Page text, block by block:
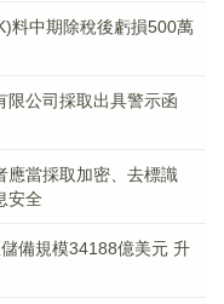
料中期除稅後虧損500萬
限公司採取出具警示函
應當採取加密、去標識
安全
備規模34188億美元 升